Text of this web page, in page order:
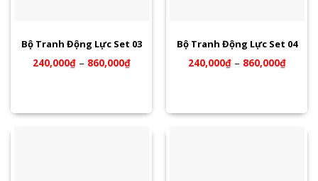
Bộ Tranh Động Lực Set 03
240,000₫– 860,000₫
Bộ Tranh Động Lực Set 04
240,000₫– 860,000₫